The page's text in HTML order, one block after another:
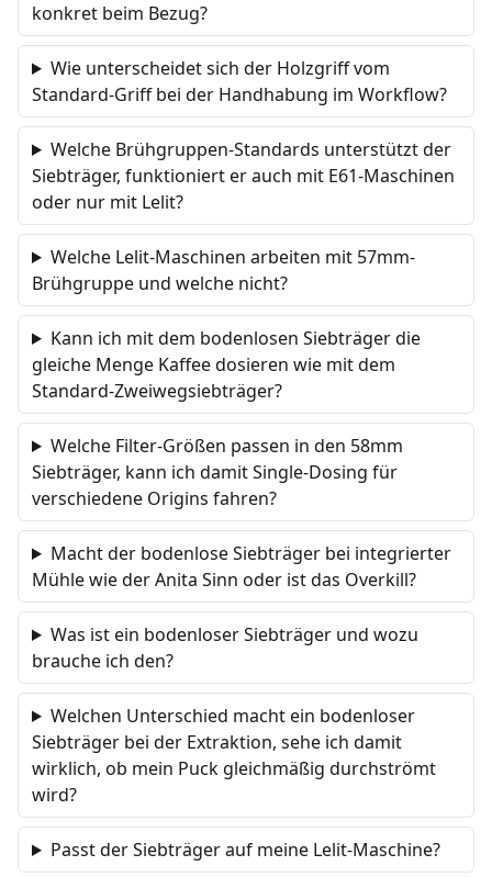
konkret beim Bezug?
Wie unterscheidet sich der Holzgriff vom
Standard-Griff bei der Handhabung im Workflow?
Welche Brühgruppen-Standards unterstützt der
Siebträger, funktioniert er auch mit E61-Maschinen
oder nur mit Lelit?
Welche Lelit-Maschinen arbeiten mit 57mm-
Brühgruppe und welche nicht?
Kann ich mit dem bodenlosen Siebträger die
gleiche Menge Kaffee dosieren wie mit dem
Standard-Zweiwegsiebträger?
Welche Filter-Größen passen in den 58mm
Siebträger, kann ich damit Single-Dosing für
verschiedene Origins fahren?
Macht der bodenlose Siebträger bei integrierter
Mühle wie der Anita Sinn oder ist das Overkill?
Was ist ein bodenloser Siebträger und wozu
brauche ich den?
Welchen Unterschied macht ein bodenloser
Siebträger bei der Extraktion, sehe ich damit
wirklich, ob mein Puck gleichmäßig durchströmt
wird?
Passt der Siebträger auf meine Lelit-Maschine?